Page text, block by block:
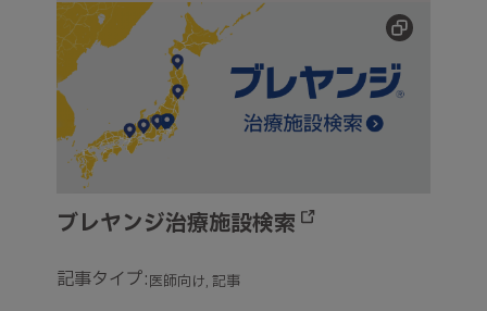
ブレヤンジ治療施設検索
ブレヤンジ治療施設検索
記事タイプ:医師向け 記事